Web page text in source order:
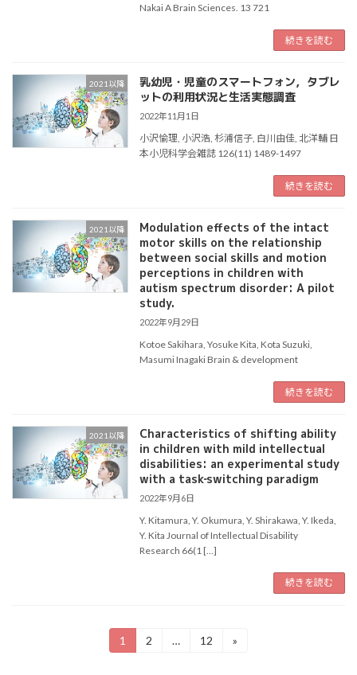
Nakai A Brain Sciences. 13 721
続きを読む
2021以降
乳幼児・児童のスマートフォン，タブレ
ットの利用状況と生活実態調査
2022年11月1日
小沢愉理, 小沢浩, 杉浦信子, 白川由佳, 北洋輔 日
本小児科学会雑誌 126(11) 1489-1497
続きを読む
2021以降
Modulation effects of the intact
motor skills on the relationship
between social skills and motion
perceptions in children with
autism spectrum disorder: A pilot
study.
2022年9月29日
Kotoe Sakihara, Yosuke Kita, Kota Suzuki,
Masumi Inagaki Brain & development
続きを読む
2021以降
Characteristics of shifting ability
in children with mild intellectual
disabilities: an experimental study
with a task‐switching paradigm
2022年9月6日
Y. Kitamura, Y. Okumura, Y. Shirakawa, Y. Ikeda,
Y. Kita Journal of Intellectual Disability
Research 66(1 […]
続きを読む
固
定
1
固
2 …
固
12 »